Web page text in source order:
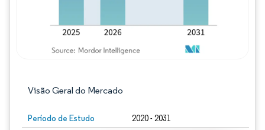
Visão Geral do Mercado
Período de Estudo 2020 - 2031